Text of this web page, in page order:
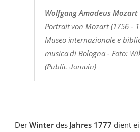
Wolfgang Amadeus Mozart
Portrait von Mozart (1756 -
Museo internazionale e
musica di Bologna - Foto:
(Public domain)
Der Winter des Jahres 1777 dient